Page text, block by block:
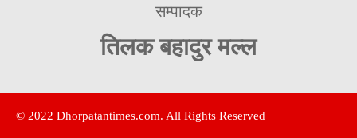
सम्पादक
तिलक बहादुर मल्ल
© 2022 Dhorpatantimes.com. All Rights Reserved